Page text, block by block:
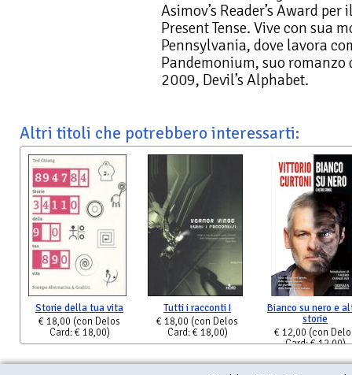
Asimov’s Reader’s Award
Present Tense. Vive con sua
Pennsylvania, dove lavora
Pandemonium, suo romanzo
2009, Devil’s Alphabet.
Altri titoli che potrebbero interessarti:
Storie della tua vita
€ 18,00 (con Delos
Card: € 18,00)
Tutti i racconti I
€ 18,00 (con Delos
Card: € 18,00)
Bianco su nero e
storie
€ 12,00 (con
Card: € 12,00)